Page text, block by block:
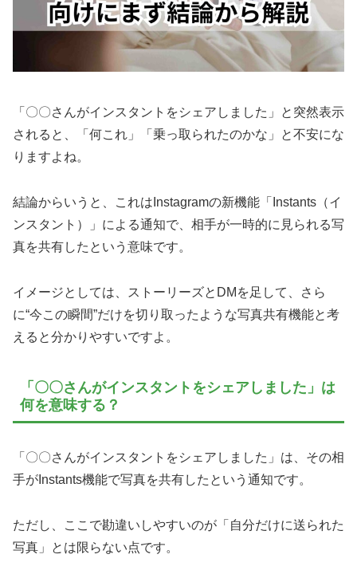
「〇〇さんがインスタントをシェアしました」と突然表示
されると、「何これ」「乗っ取られたのかな」と不安にな
りますよね。
結論からいうと、これはInstagramの新機能「Instants（イ
ンスタント）」による通知で、相手が一時的に見られる写
真を共有したという意味です。
イメージとしては、ストーリーズとDMを足して、さら
に“今この瞬間”だけを切り取ったような写真共有機能と考
えると分かりやすいですよ。
「〇〇さんがインスタントをシェアしました」は
何を意味する？
「〇〇さんがインスタントをシェアしました」は、その相
手がInstants機能で写真を共有したという通知です。
ただし、ここで勘違いしやすいのが「自分だけに送られた
写真」とは限らない点です。